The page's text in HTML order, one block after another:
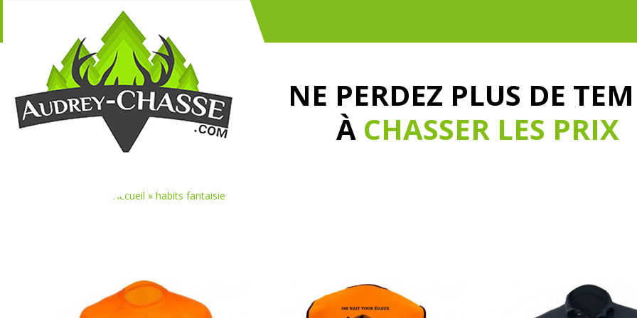
NE PERDEZ PLUS DE
À CHASSER LES PRIX
Accueil »habits fantaisie